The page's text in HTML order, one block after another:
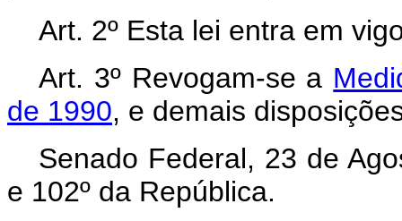
Art. 2º Esta lei entra em
Art. 3º Revogam-se a
de 1990, e demais
Senado Federal, 23 de
e 102º da República.